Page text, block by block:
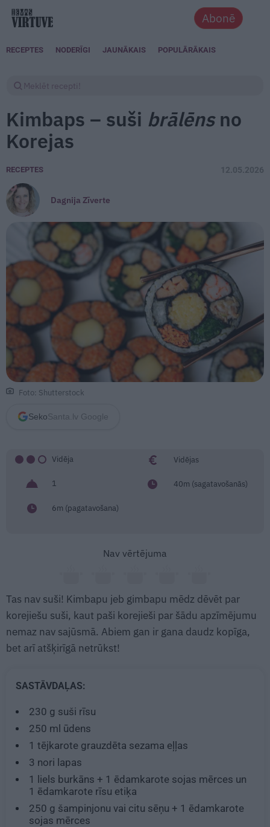
Abonē
RECEPTES NODERĪGI JAUNĀKAIS POPULĀRĀKAIS
Kimbaps – suši brālēnsno
Korejas
RECEPTES 12.05.2026
Dagnija Zīverte
Foto: Shutterstock
Seko Santa.lv Google
Vidēja Vidējas
1 40m (sagatavošanās)
6m (pagatavošana)
Nav vērtējuma
Tas nav suši! Kimbapu jeb gimbapu mēdz dēvēt par
korejiešu suši, kaut paši korejieši par šādu apzīmējumu
nemaz nav sajūsmā. Abiem gan ir gana daudz kopīga,
bet arī atšķirīgā netrūkst!
SASTĀVDAĻAS:
230 g suši rīsu
250 ml ūdens
1 tējkarote grauzdēta sezama eļļas
3 nori lapas
1 liels burkāns + 1 ēdamkarote sojas mērces un
1 ēdamkarote rīsu etiķa
250 g šampinjonu vai citu sēņu + 1 ēdamkarote
sojas mērces